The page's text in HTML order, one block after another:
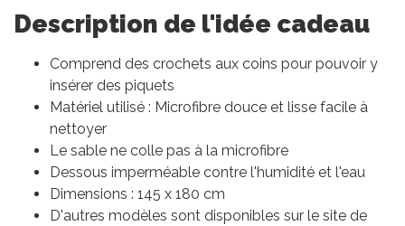
Description de l'idée cadeau
Comprend des crochets aux coins pour pouvoir y
insérer des piquets
Matériel utilisé : Microfibre douce et lisse facile à
nettoyer
Le sable ne colle pas à la microfibre
Dessous imperméable contre l'humidité et l'eau
Dimensions : 145 x 180 cm
D'autres modèles sont disponibles sur le site de